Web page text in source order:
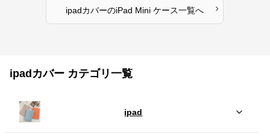
ipadカバーのiPad Mini ケース一覧へ ›
ipadカバー カテゴリ一覧
ipad